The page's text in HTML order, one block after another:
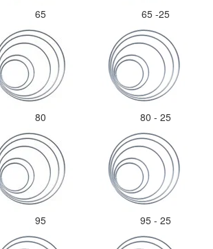
65 65 -25
80 80 - 25
95 95 - 25